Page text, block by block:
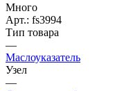
Много
Арт.: fs3994
Тип товара
—
Маслоуказатель
Узел
—